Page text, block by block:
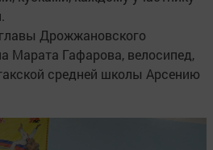
Дрожжановского
Марата Гафарова, велосипед,
средней школы Арсению